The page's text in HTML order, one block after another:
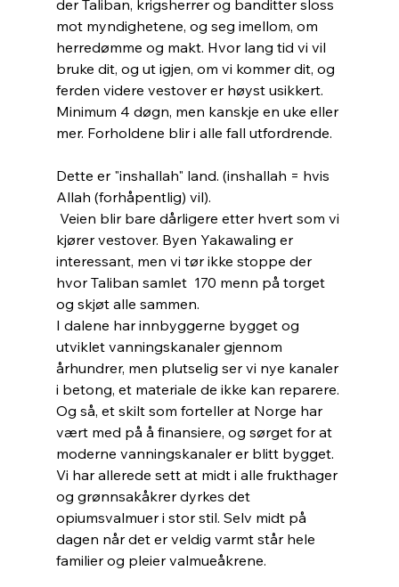
der Taliban, krigsherrer og banditter sloss
mot myndighetene, og seg imellom, om
herredømme og makt. Hvor lang tid vi vil
bruke dit, og ut igjen, om vi kommer dit, og
ferden videre vestover er høyst usikkert.
Minimum 4 døgn, men kanskje en uke eller
mer. Forholdene blir i alle fall utfordrende.
Dette er "inshallah" land. (inshallah = hvis
Allah (forhåpentlig) vil).
kjører vestover. Byen Yakawaling er
interessant, men vi tør ikke stoppe der
hvor Taliban samlet  170 menn på torget
og skjøt alle sammen.
I dalene har innbyggerne bygget og
utviklet vanningskanaler gjennom
århundrer, men plutselig ser vi nye kanaler
i betong, et materiale de ikke kan reparere.
Og så, et skilt som forteller at Norge har
vært med på å finansiere, og sørget for at
moderne vanningskanaler er blitt bygget.
Vi har allerede sett at midt i alle frukthager
og grønnsakåkrer dyrkes det
opiumsvalmuer i stor stil. Selv midt på
dagen når det er veldig varmt står hele
familier og pleier valmueåkrene.